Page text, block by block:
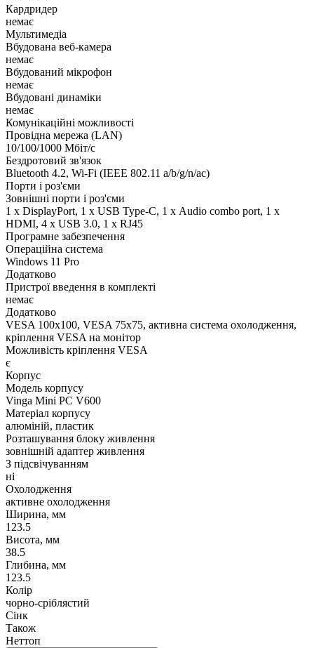
Кардридер
немає
Мультимедіа
Вбудована веб-камера
немає
Вбудований мікрофон
немає
Вбудовані динаміки
немає
Комунікаційні можливості
Провідна мережа (LAN)
10/100/1000 Мбіт/с
Бездротовий зв'язок
Bluetooth 4.2, Wi-Fi (IEEE 802.11 a/b/g/n/ac)
Порти і роз'єми
Зовнішні порти і роз'єми
1 x DisplayPort, 1 x USB Type-C, 1 х Audio combo port, 1 х
HDMI, 4 x USB 3.0, 1 x RJ45
Програмне забезпечення
Операційна система
Windows 11 Pro
Додатково
Пристрої введення в комплекті
немає
Додатково
VESA 100x100, VESA 75x75, активна система охолодження,
кріплення VESA на монітор
Можливість кріплення VESA
є
Корпус
Модель корпусу
Vinga Mini PC V600
Матеріал корпусу
алюміній, пластик
Розташування блоку живлення
зовнішній адаптер живлення
З підсвічуванням
ні
Охолодження
активне охолодження
Ширина, мм
123.5
Висота, мм
38.5
Глибина, мм
123.5
Колір
чорно-сріблястий
Сінк
Також
Неттоп